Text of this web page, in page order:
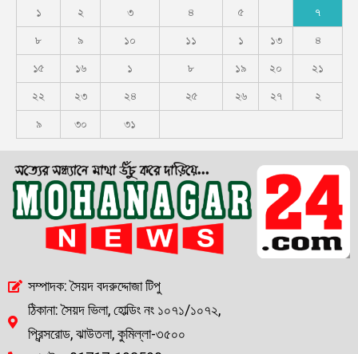
১ ২ ৩ ৪ ৫ ৭
৮ ৯ ১০ ১১ ১ ১৩ ৪
১৫ ১৬ ১ ৮ ১৯ ২০ ২১
২২ ২৩ ২৪ ২৫ ২৬ ২৭ ২
৯ ৩০ ৩১
সম্পাদক: সৈয়দ বদরুদ্দোজা টিপু
ঠিকানা: সৈয়দ ভিলা, হোল্ডিং নং ১০৭১/১০৭২,
প্রিন্সরোড, ঝাউতলা, কুমিল্লা-৩৫০০